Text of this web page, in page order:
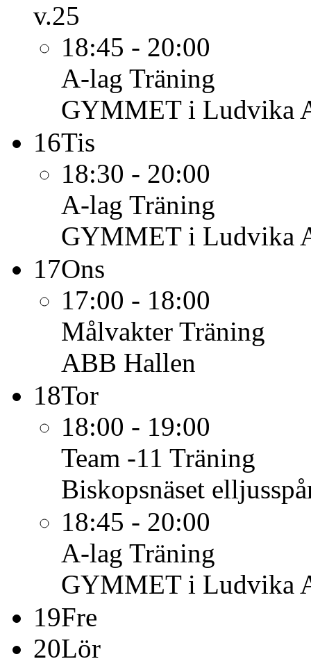
v.25
18:45 - 20:00
A-lag Träning
GYMMET i Ludvika
16Tis
18:30 - 20:00
A-lag Träning
GYMMET i Ludvika
17Ons
17:00 - 18:00
Målvakter Träning
ABB Hallen
18Tor
18:00 - 19:00
Team -11 Träning
Biskopsnäset
18:45 - 20:00
A-lag Träning
GYMMET i Ludvika
19Fre
20Lör